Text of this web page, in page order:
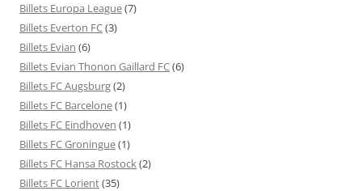
Billets Europa League(7)
Billets Everton FC(3)
Billets Evian (6)
Billets Evian Thonon Gaillard FC(6)
Billets FC Augsburg(2)
Billets FC Barcelone(1)
Billets FC Eindhoven (1)
Billets FC Groningue(1)
Billets FC Hansa Rostock(2)
Billets FC Lorient(35)